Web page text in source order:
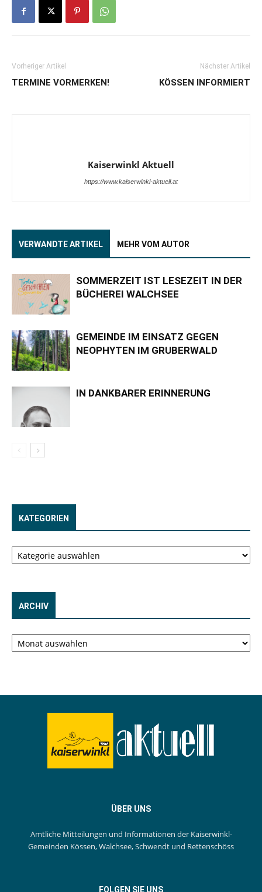
Vorheriger Artikel
TERMINE VORMERKEN!
Nächster Artikel
KÖSSEN INFORMIERT
Kaiserwinkl Aktuell
https://www.kaiserwinkl-aktuell.at
VERWANDTE ARTIKEL MEHR VOM AUTOR
SOMMERZEIT IST LESEZEIT IN DER
BÜCHEREI WALCHSEE
GEMEINDE IM EINSATZ GEGEN
NEOPHYTEN IM GRUBERWALD
IN DANKBARER ERINNERUNG
KATEGORIEN
Kategorien
ARCHIV
Archiv
ÜBER UNS
Amtliche Mitteilungen und Informationen der Kaiserwinkl-
Gemeinden Kössen, Walchsee, Schwendt und Rettenschöss
FOLGEN SIE UNS